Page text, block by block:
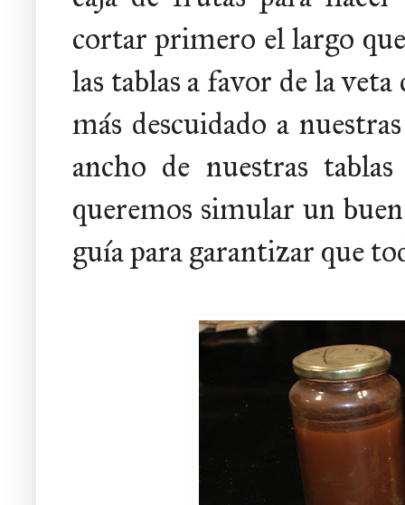
cortar primero el largo
las tablas a favor de la
más descuidado a
ancho de nuestras
queremos simular un
guía para garantizar que